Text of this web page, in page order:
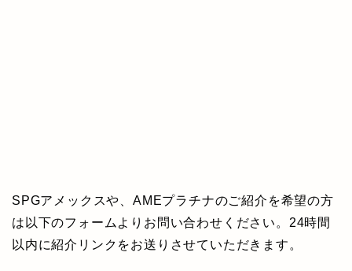
SPGアメックスや、AMEプラチナのご紹介を希望の方
は以下のフォームよりお問い合わせください。24時間
以内に紹介リンクをお送りさせていただきます。